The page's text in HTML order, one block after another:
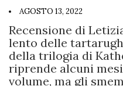
AGOSTO 13, 2022
Recensione di
lento delle
della trilogia di
riprende alcuni
volume, ma gli